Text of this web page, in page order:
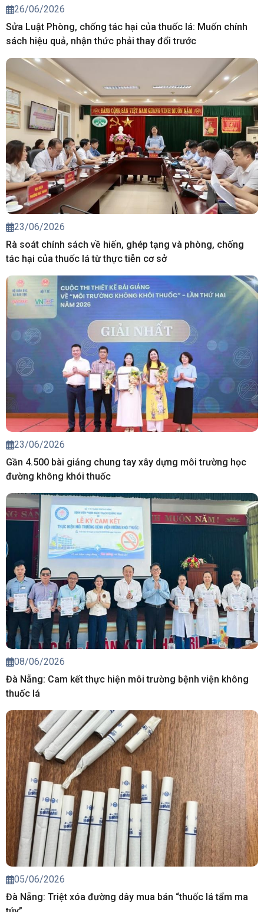
26/06/2026
Sửa Luật Phòng, chống tác hại của thuốc lá: Muốn chính
sách hiệu quả, nhận thức phải thay đổi trước
23/06/2026
Rà soát chính sách về hiến, ghép tạng và phòng, chống
tác hại của thuốc lá từ thực tiễn cơ sở
23/06/2026
Gần 4.500 bài giảng chung tay xây dựng môi trường học
đường không khói thuốc
08/06/2026
Đà Nẵng: Cam kết thực hiện môi trường bệnh viện không
thuốc lá
05/06/2026
Đà Nẵng: Triệt xóa đường dây mua bán “thuốc lá tẩm ma